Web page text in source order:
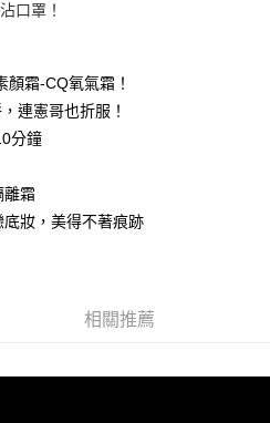
免運費
口罩！
霜-CQ氧氣霜！
連憲哥也折服！
分鐘
離霜
妝，美得不著痕跡
相關推薦